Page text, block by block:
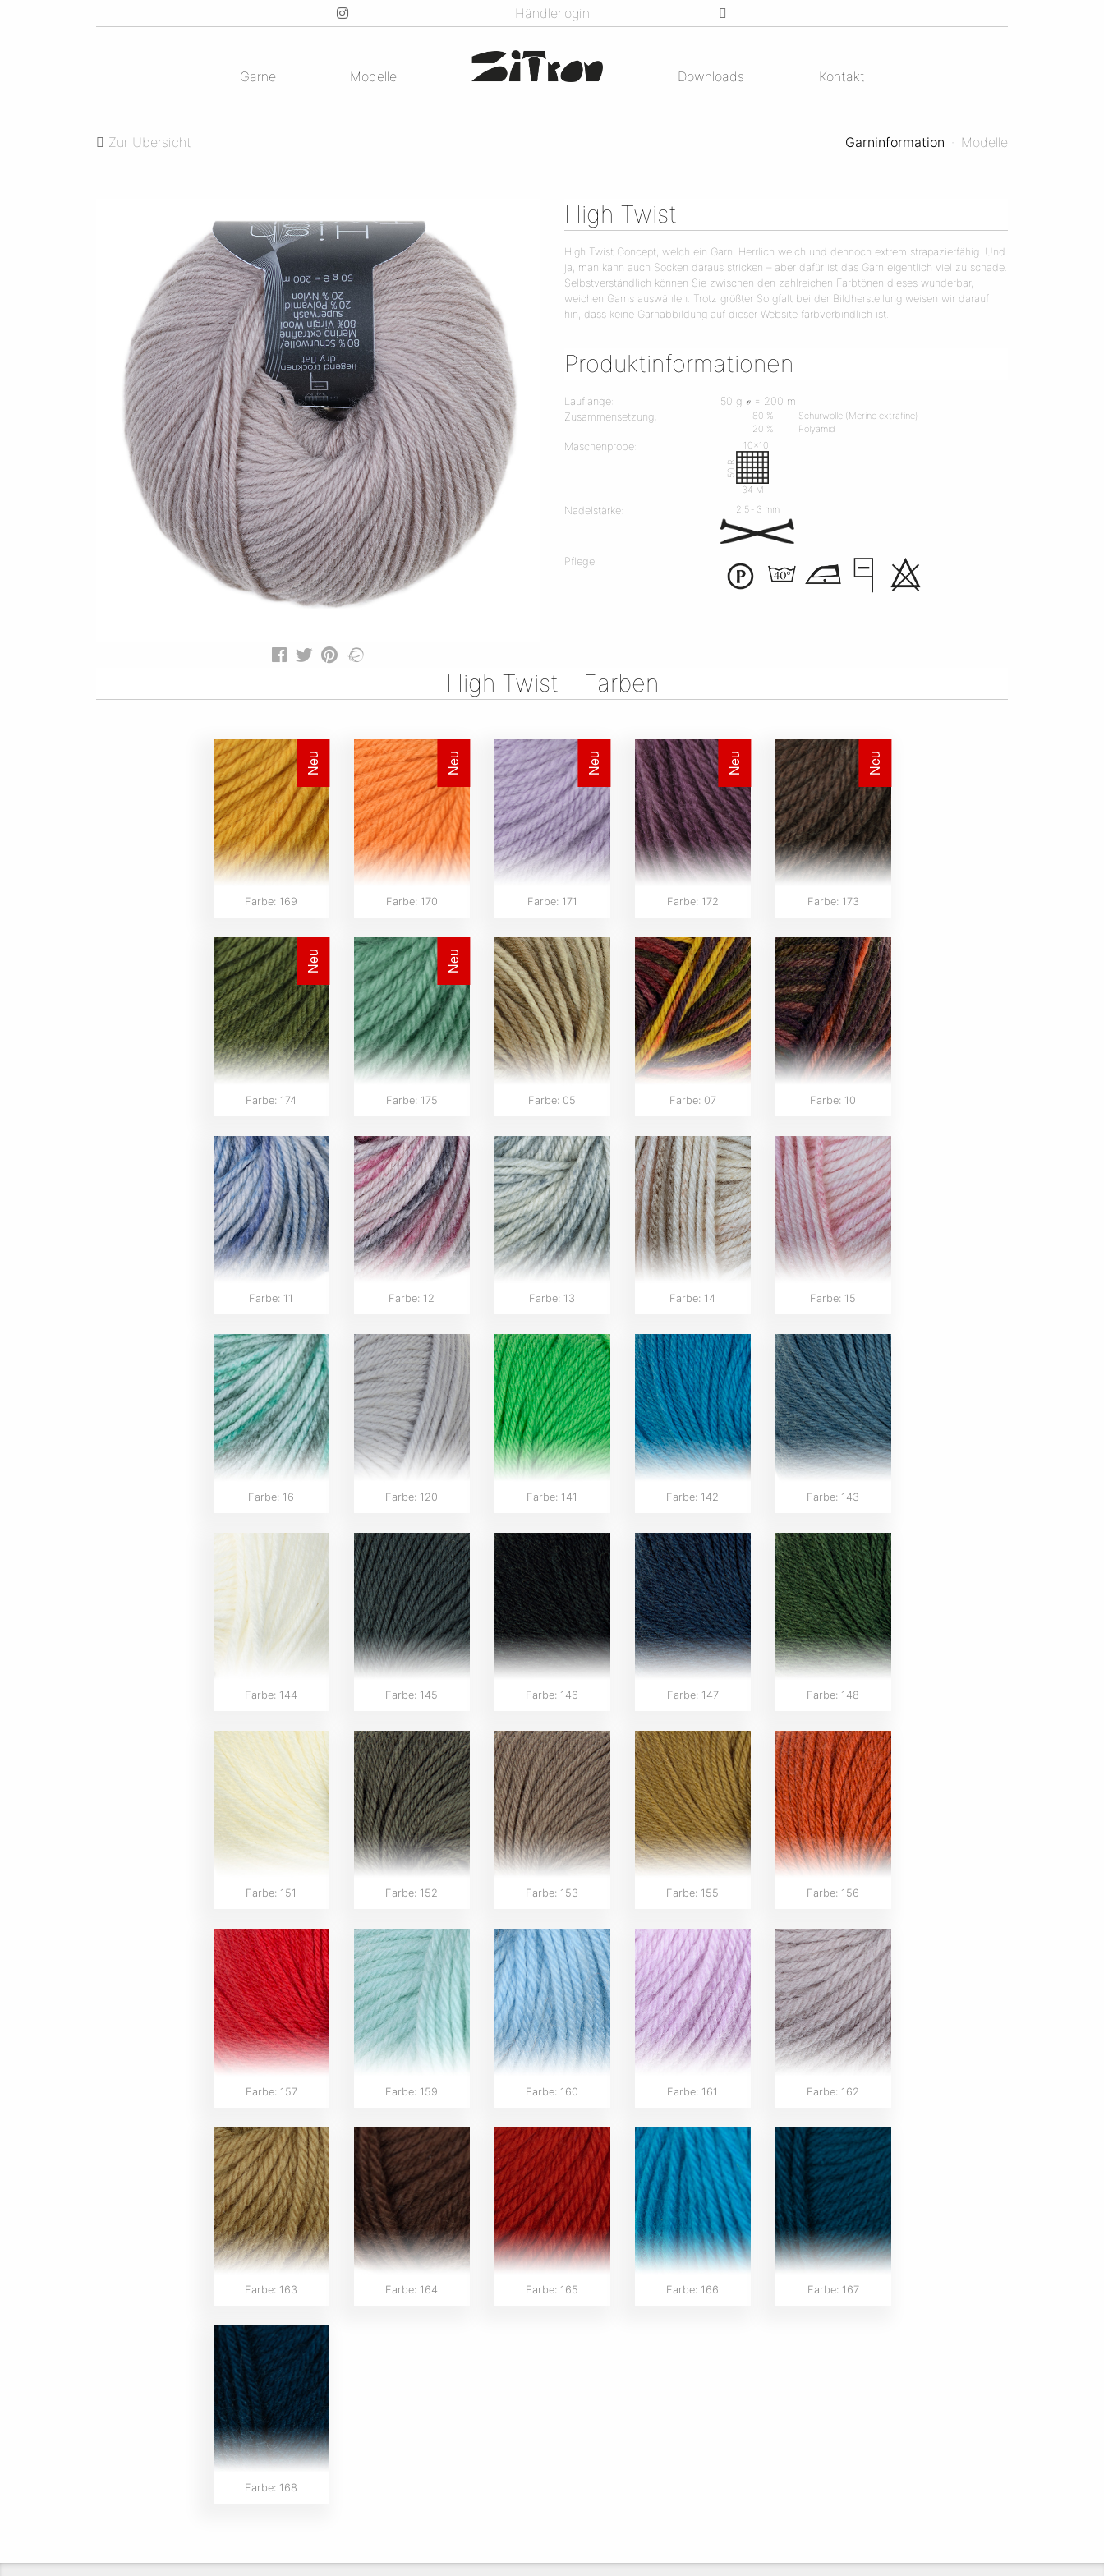
Händlerlogin
Garne Modelle Downloads Kontakt
Zur Übersicht Garninformation · Modelle
High Twist
High Twist Concept, welch ein Garn! Herrlich weich und dennoch extrem strapazierfähig. Und
ja, man kann auch Socken daraus stricken – aber dafür ist das Garn eigentlich viel zu schade.
Selbstverständlich können Sie zwischen den zahlreichen Farbtönen dieses wunderbar,
weichen Garns auswählen. Trotz größter Sorgfalt bei der Bildherstellung weisen wir darauf
hin, dass keine Garnabbildung auf dieser Website farbverbindlich ist.
Produktinformationen
Lauflänge:
50 g ℯ = 200 m
Zusammensetzung:
80 %
Schurwolle (Merino extrafine)
20 %
Polyamid
Maschenprobe: 10x10
50 R
34 M
Nadelstärke: 2,5 ‐ 3 mm
Pflege:
High Twist – Farben
Neu
Farbe: 169
Neu
Farbe: 170
Neu
Farbe: 171
Neu
Farbe: 172
Neu
Farbe: 173
Neu
Farbe: 174
Neu
Farbe: 175 Farbe: 05 Farbe: 07 Farbe: 10
Farbe: 11 Farbe: 12 Farbe: 13 Farbe: 14 Farbe: 15
Farbe: 16 Farbe: 120 Farbe: 141 Farbe: 142 Farbe: 143
Farbe: 144 Farbe: 145 Farbe: 146 Farbe: 147 Farbe: 148
Farbe: 151 Farbe: 152 Farbe: 153 Farbe: 155 Farbe: 156
Farbe: 157 Farbe: 159 Farbe: 160 Farbe: 161 Farbe: 162
Farbe: 163 Farbe: 164 Farbe: 165 Farbe: 166 Farbe: 167
Farbe: 168